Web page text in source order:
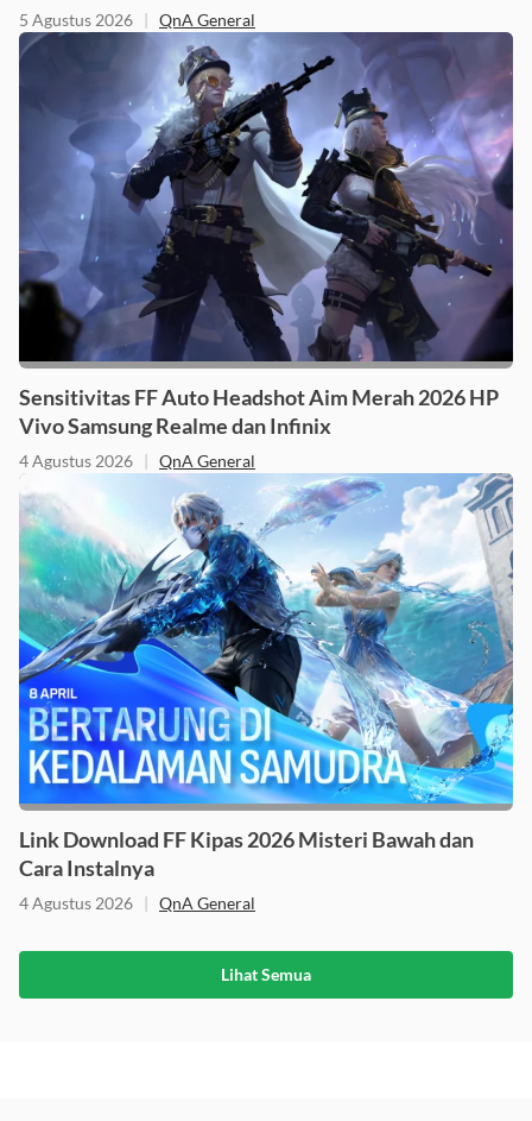
5 Agustus 2026 | QnA General
Sensitivitas FF Auto Headshot Aim Merah 2026 HP
Vivo Samsung Realme dan Infinix
4 Agustus 2026 | QnA General
Link Download FF Kipas 2026 Misteri Bawah dan
Cara Instalnya
4 Agustus 2026 | QnA General
Lihat Semua